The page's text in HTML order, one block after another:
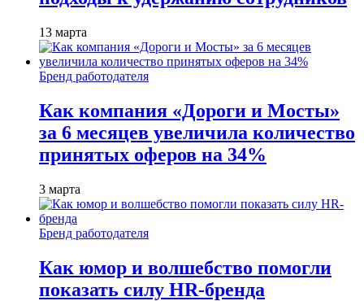
13 марта
Бренд работодателя
Как компания «Дороги и Мосты»
за 6 месяцев увеличила количество
принятых оферов на 34%
3 марта
Бренд работодателя
Как юмор и волшебство помогли
показать силу HR-бренда